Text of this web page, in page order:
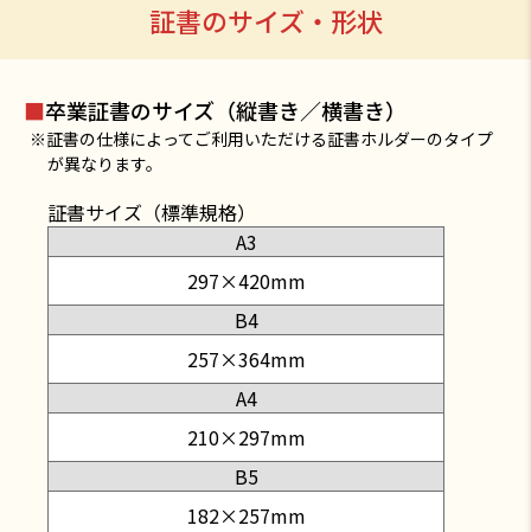
証書のサイズ・形状
■卒業証書のサイズ（縦書き／横書き）
※証書の仕様によってご利用いただける証書ホルダーのタイプ
が異なります。
証書サイズ（標準規格）
A3
297×420mm
B4
257×364mm
A4
210×297mm
B5
182×257mm